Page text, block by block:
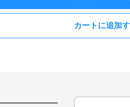
カートに追加